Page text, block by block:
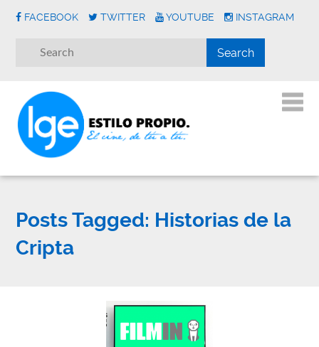
FACEBOOK TWITTER YOUTUBE INSTAGRAM
Posts Tagged: Historias de la
Cripta